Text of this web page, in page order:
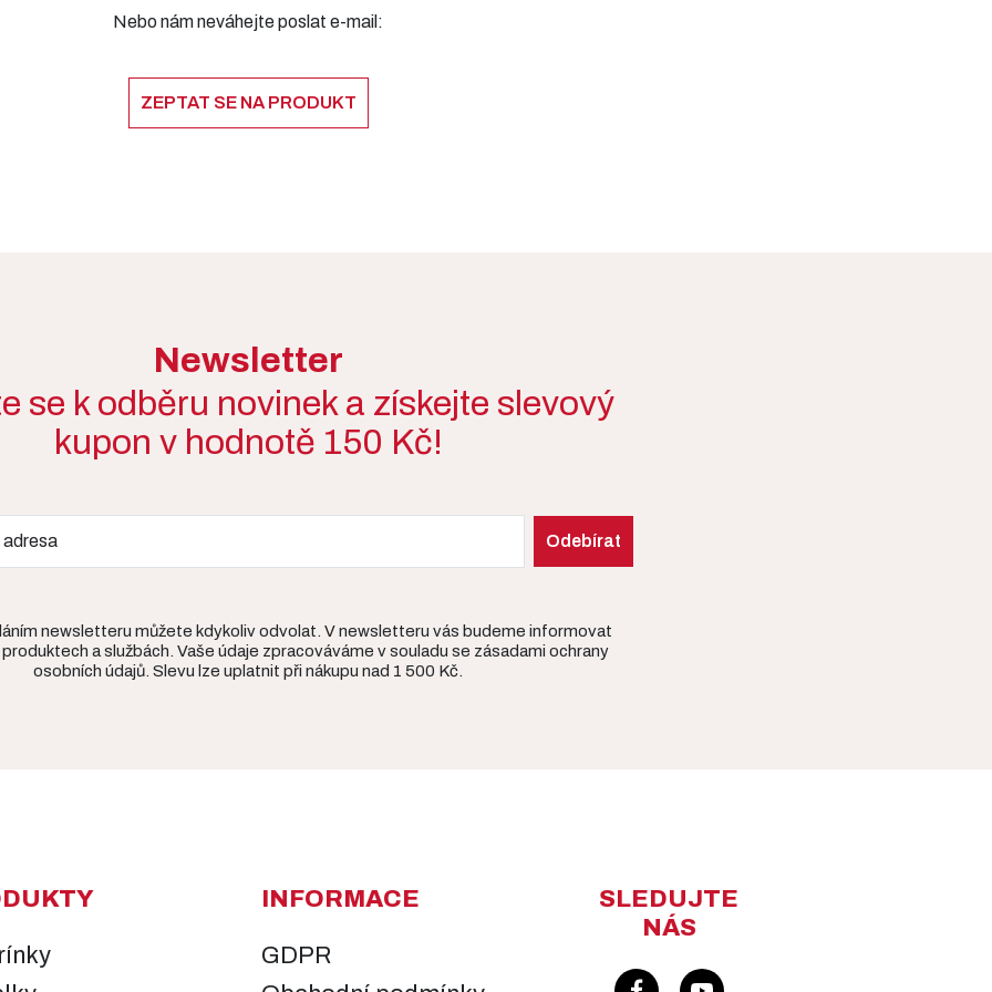
Nebo nám neváhejte poslat e-mail:
ZEPTAT SE NA PRODUKT
Newsletter
se k odběru novinek a získejte slevový
kupon v hodnotě 150 Kč!
newsletteru můžete kdykoliv odvolat. V newsletteru vás budeme informovat
a službách. Vaše údaje zpracováváme v souladu se zásadami ochrany
osobních údajů. Slevu lze uplatnit při nákupu nad 1 500 Kč.
INFORMACE
GDPR
SLEDUJTE
NÁS